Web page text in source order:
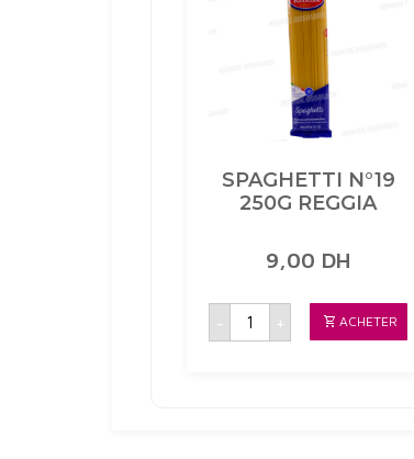
SPAGHETTI N°19
250G REGGIA
9,00 DH
-
quantité
SPAGHETTI
+ ACHETER